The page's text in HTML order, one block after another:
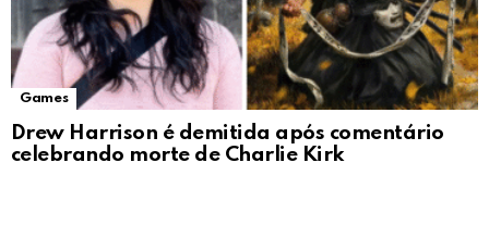
Games
Drew Harrison é demitida após comentário
celebrando morte de Charlie Kirk